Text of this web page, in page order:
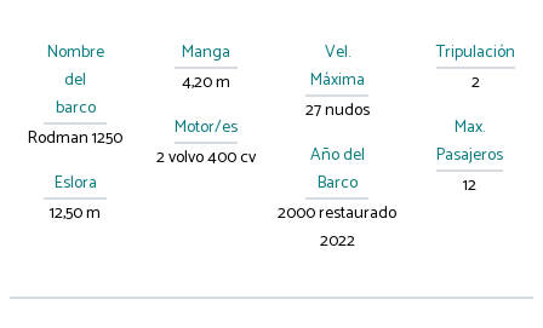
Nombre
del
barco
Rodman 1250
Eslora
12,50 m
Manga
4,20 m
Motor/es
2 volvo 400 cv
Vel.
Máxima
27 nudos
Año del
Barco
2000 restaurado
2022
Tripulación
2
Max.
Pasajeros
12